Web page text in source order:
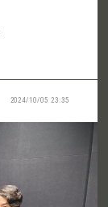
2024/10/05 23:35